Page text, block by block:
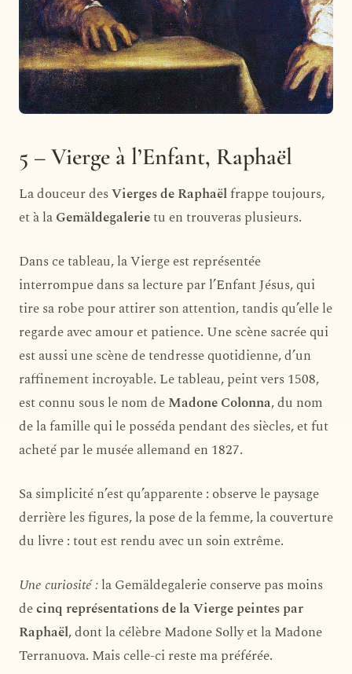
5 – Vierge à l’Enfant, Raphaël
La douceur desVierges de Raphaëlfrappe toujours,
et à laGemäldegalerietu en trouveras plusieurs.
Dans ce tableau, la Vierge est représentée
interrompue dans sa lecture par l’Enfant Jésus, qui
tire sa robe pour attirer son attention, tandis qu’elle le
regarde avec amour et patience. Une scène sacrée qui
est aussi une scène de tendresse quotidienne, d’un
raffinement incroyable. Le tableau, peint vers 1508,
est connu sous le nom deMadone Colonna, du nom
de la famille qui le posséda pendant des siècles, et fut
acheté par le musée allemand en 1827.
Sa simplicité n’est qu’apparente : observe le paysage
derrière les figures, la pose de la femme, la couverture
du livre : tout est rendu avec un soin extrême.
Une curiosité :la Gemäldegalerie conserve pas moins
decinq représentations de la Vierge peintes par
Raphaël, dont la célèbre Madone Solly et la Madone
Terranuova. Mais celle-ci reste ma préférée.